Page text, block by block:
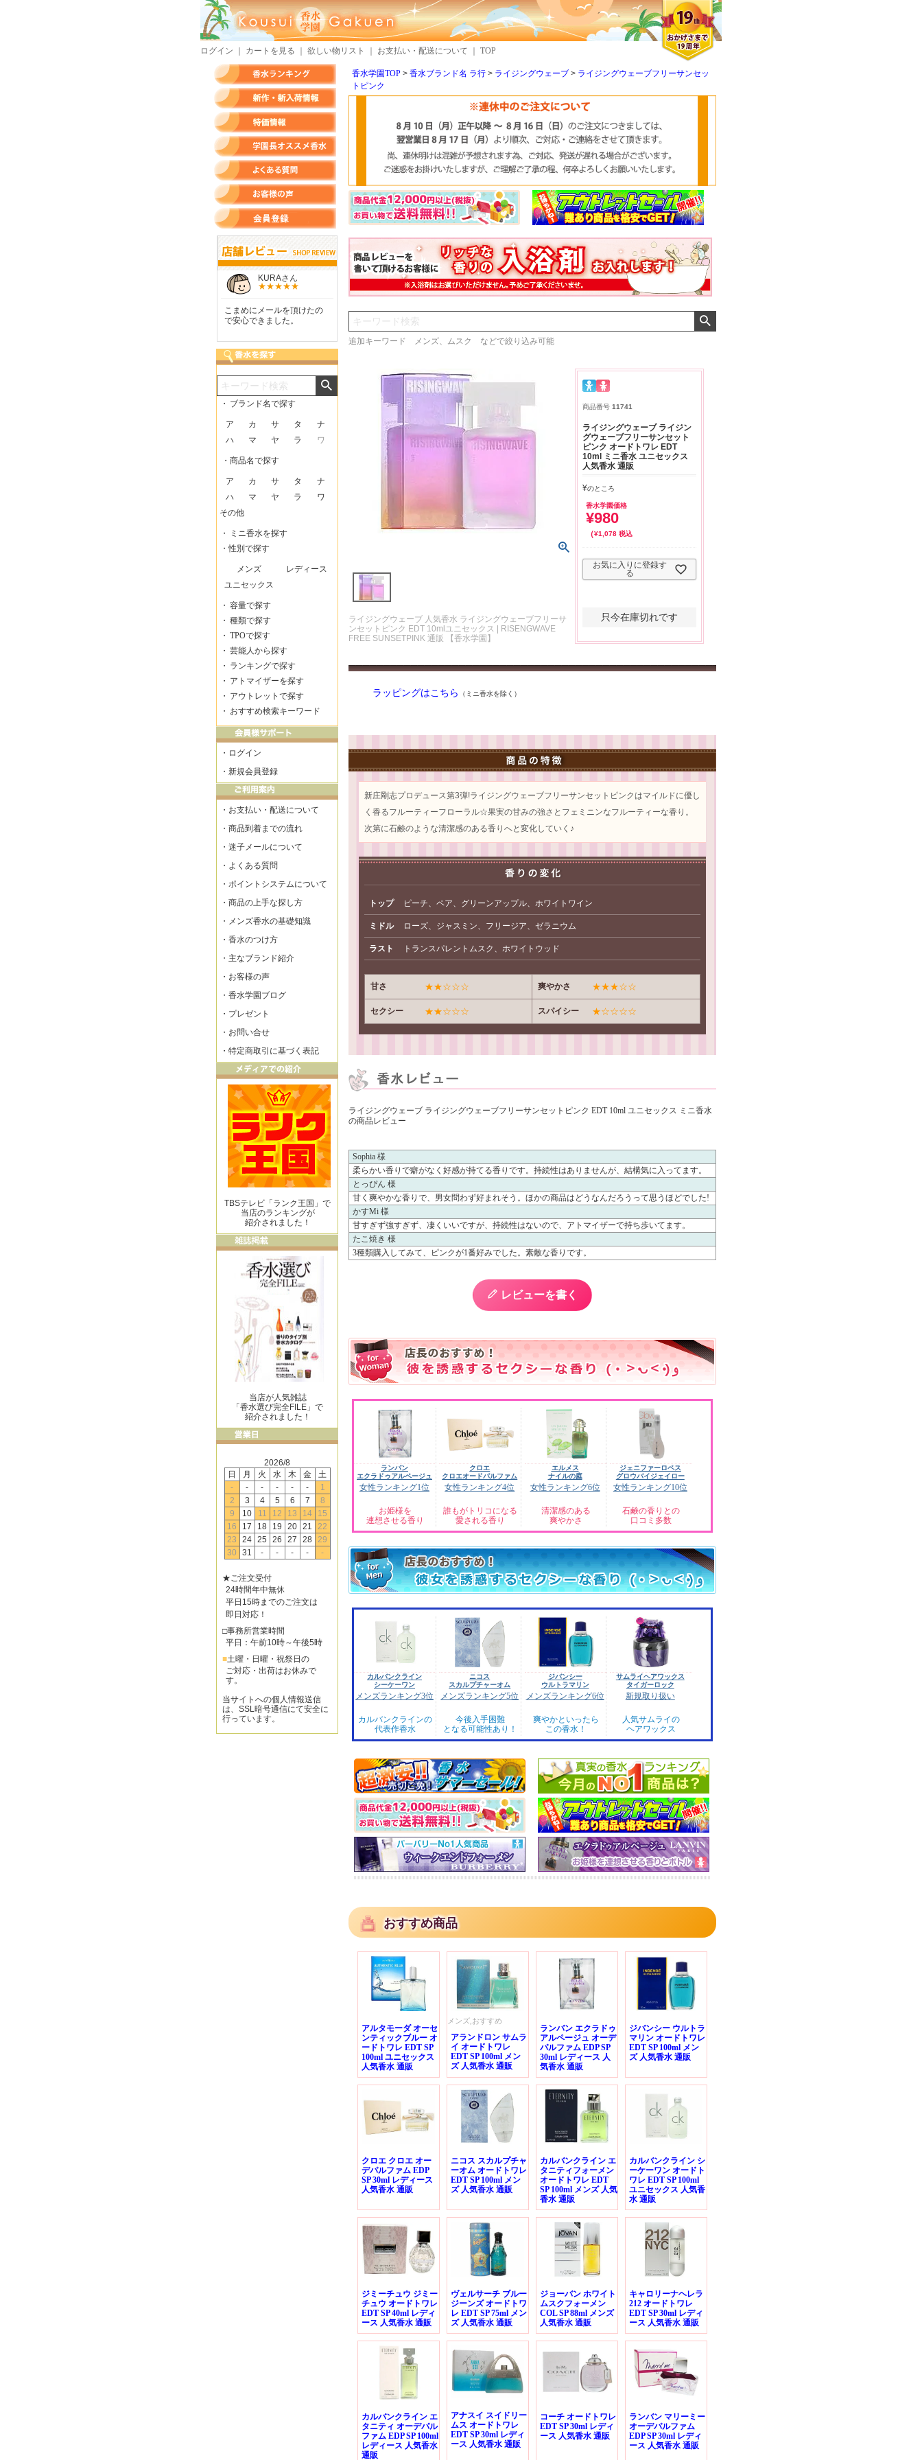
ログイン カートを見る 欲しい物リスト お支払い・配送について TOP
香水学園TOP 香水ブランド名 ラ行 ライジングウェーブ
ライジングウェーブフリーサンセッ
トピンク
検索
追加キーワード メンズ、ムスク などで絞り込み可能
ライジングウェーブ 人気香水 ライジングウェーブフリーサ
ンセットピンク EDT 10mlユニセックス | RISENGWAVE
FREE SUNSETPINK 通販 【香水学園】
商品番号 11741
ライジングウェーブ ライジン
グウェーブフリーサンセット
ピンク オードトワレ EDT
10ml ミニ香水 ユニセックス
人気香水 通販
¥のところ
香水学園価格
¥980
¥1,078 税込
お気に入りに登録す
る
只今在庫切れです
ラッピングはこちら （ミニ香水を除く）
新庄剛志プロデュース第3弾!ライジングウェーブフリーサンセットピンクはマイルドに優し
く香るフルーティーフローラル☆果実の甘みの強さとフェミニンなフルーティーな香り。
次第に石鹸のような清潔感のある香りへと変化していく♪
トップ ピーチ、ペア、グリーンアップル、ホワイトワイン
ミドル ローズ、ジャスミン、フリージア、ゼラニウム
ラスト トランスパレントムスク、ホワイトウッド
甘さ ★★☆☆☆ 爽やかさ ★★★☆☆
セクシー ★★☆☆☆ スパイシー ★☆☆☆☆
ライジングウェーブ ライジングウェーブフリーサンセットピンク EDT 10ml ユニセックス ミニ香水
の商品レビュー
Sophia 様
柔らかい香りで癖がなく好感が持てる香りです。持続性はありませんが、結構気に入ってます。
とっぴん 様
甘く爽やかな香りで、男女問わず好まれそう。ほかの商品はどうなんだろうって思うほどでした!
かすMi 様
甘すぎず強すぎず、凄くいいですが、持続性はないので、アトマイザーで持ち歩いてます。
たこ焼き 様
3種類購入してみて、ピンクが1番好みでした。素敵な香りです。
レビューを書く
ランバン
エクラドゥアルページュ
女性ランキング1位
お姫様を
連想させる香り
クロエ
クロエオードパルファム
女性ランキング4位
誰もがトリコになる
愛される香り
エルメス
ナイルの庭
女性ランキング6位
清潔感のある
爽やかさ
ジェニファーロペス
グロウバイジェイロー
女性ランキング10位
石鹸の香りとの
口コミ多数
カルバンクライン
シーケーワン
メンズランキング3位
カルバンクラインの
代表作香水
ニコス
スカルプチャーオム
メンズランキング5位
今後入手困難
となる可能性あり！
ジバンシー
ウルトラマリン
メンズランキング6位
爽やかといったら
この香水！
サムライヘアワックス
タイガーロック
新規取り扱い
人気サムライの
ヘアワックス
おすすめ商品
アルタモーダ オーセ
ンティックブルー オ
ードトワレ EDT SP
100ml ユニセックス
人気香水 通販
メンズ,おすすめ
アランドロン サムラ
イ オードトワレ
EDT SP 100ml メン
ズ 人気香水 通販
ランバン エクラドゥ
アルページュ オーデ
パルファム EDP SP
30ml レディース 人
気香水 通販
ジバンシー ウルトラ
マリン オードトワレ
EDT SP 100ml メン
ズ 人気香水 通販
クロエ クロエ オー
デパルファム EDP
SP 30ml レディース
人気香水 通販
ニコス スカルプチャ
ーオム オードトワレ
EDT SP 100ml メン
ズ 人気香水 通販
カルバンクライン エ
タニティフォーメン
オードトワレ EDT
SP 100ml メンズ 人気
香水 通販
カルバンクライン シ
ーケーワン オードト
ワレ EDT SP 100ml
ユニセックス 人気香
水 通販
ジミーチュウ ジミー
チュウ オードトワレ
EDT SP 40ml レディ
ース 人気香水 通販
ヴェルサーチ ブルー
ジーンズ オードトワ
レ EDT SP 75ml メン
ズ 人気香水 通販
ジョーバン ホワイト
ムスクフォーメン
COL SP 88ml メンズ
人気香水 通販
キャロリーナヘレラ
212 オードトワレ
EDT SP 30ml レディ
ース 人気香水 通販
カルバンクライン エ
タニティ オーデパル
ファム EDP SP 100ml
レディース 人気香水
通販
アナスイ スイドリー
ムス オードトワレ
EDT SP 30ml レディ
ース 人気香水 通販
コーチ オードトワレ
EDT SP 30ml レディ
ース 人気香水 通販
ランバン マリーミー
オーデパルファム
EDP SP 30ml レディ
ース 人気香水 通販
KURAさん
こまめにメールを頂けたの
で安心できました。
しらすさん
商品が早く届いたのでよか
ったです。また利用させて
もらいます！
MMさん
好きな香水を、いろいろ少
た。
クロエさん
気持ちよくお取引が出来ま
いたします。
おまけありがとうございま
した。早速レビューを書き
ました！
・ ブランド名で探す
ア カ サ タ
ナ
ハ
マ ヤ ラ ワ
・商品名で探す
ア カ サ タ
ナ
ハ
マ ヤ ラ
ワ
その他
・
ミニ香水を探す
・性別で探す
メンズ
レディース
ユニセックス
・ 容量で探す
・ 種類で探す
・ TPOで探す
・ 芸能人から探す
・ ランキングで探す
・ アトマイザーを探す
・ アウトレットで探す
・ おすすめ検索キーワード
・ ログイン
・ 新規会員登録
・ お支払い・配送について
・ 商品到着までの流れ
・ 迷子メールについて
・ よくある質問
・ ポイントシステムについて
・ 商品の上手な探し方
・ メンズ香水の基礎知識
・ 香水のつけ方
・ 主なブランド紹介
・ お客様の声
・ 香水学園ブログ
・ プレゼント
・ お問い合せ
・ 特定商取引に基づく表記
TBSテレビ「ランク王国」で
当店のランキングが
紹介されました！
当店が人気雑誌
「香水選び完全FILE」で
紹介されました！
2026/8
日
月 火 水 木 金
土
-
- - - - -
1
2
3 4 5 6 7
8
9
10 11 12 13 14
15
16
17 18 19 20 21
22
23
24 25 26 27 28 29
30
31 - - - - -
★ご注文受付
24時間年中無休
平日15時までのご注文は
即日対応！
□事務所営業時間
平日：午前10時～午後5時
■土曜・日曜・祝祭日の
ご対応・出荷はお休みで
す。
当サイトへの個人情報送信
は、SSL暗号通信にて安全に
行っています。